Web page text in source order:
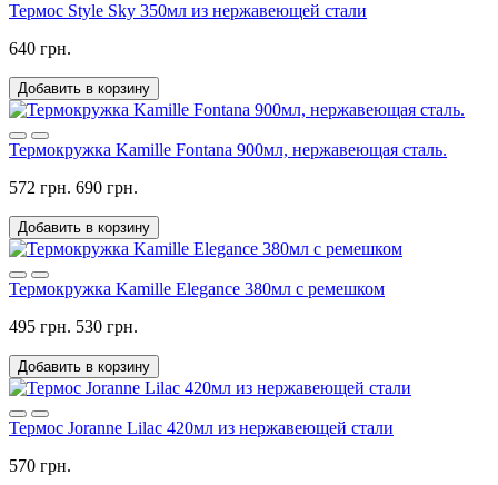
Термос Style Sky 350мл из нержавеющей стали
640 грн.
Добавить в корзину
Термокружка Kamille Fontana 900мл, нержавеющая сталь.
572 грн. 690 грн.
Добавить в корзину
Термокружка Kamille Elegance 380мл с ремешком
495 грн. 530 грн.
Добавить в корзину
Термос Joranne Lilac 420мл из нержавеющей стали
570 грн.